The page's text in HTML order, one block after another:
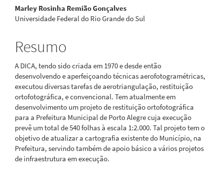
Conteúdo
do
artigo
principal
Marley Rosinha Remião Gonçalves
Universidade Federal do Rio Grande do Sul
Resumo
A DICA, tendo sido criada em 1970 e desde então
desenvolvendo e aperfeiçoando técnicas aerofotogramétricas,
executou diversas tarefas de aerotriangulação, restituição
ortofotográfica, e convencional. Tem atualmente em
desenvolvimento um projeto de restituição ortofotográfica
para a Prefeitura Municipal de Porto Alegre cuja execução
prevê um total de 540 folhas à escala 1:2.000. Tal projeto tem o
objetivo de atualizar a cartografia existente do Município, na
Prefeitura, servindo também de apoio básico a vários projetos
de infraestrutura em execução.